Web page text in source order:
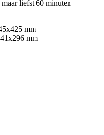
liefst 60 minuten
mm
mm